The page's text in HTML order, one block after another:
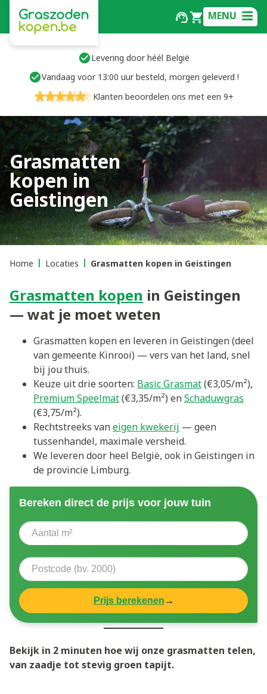
MENU
Levering door héél België
Vandaag voor 13:00 uur besteld, morgen geleverd !
Klanten beoordelen ons met een 9+
Grasmatten
kopen in
Geistingen
Home Locaties Grasmatten kopen in Geistingen
Grasmatten kopen in Geistingen
— wat je moet weten
Grasmatten kopen en leveren in Geistingen (deel
van gemeente Kinrooi) — vers van het land, snel
bij jou thuis.
Keuze uit drie soorten: Basic Grasmat(€3,05/m²),
Premium Speelmat(€3,35/m²) enSchaduwgras
(€3,75/m²).
Rechtstreeks vaneigen kwekerij — geen
tussenhandel, maximale versheid.
We leveren door heel België, ook in Geistingen in
de provincie Limburg.
Bereken direct de prijs voor jouw tuin
Prijs berekenen →
Bekijk in 2 minuten hoe wij onze grasmatten telen,
van zaadje tot stevig groen tapijt.